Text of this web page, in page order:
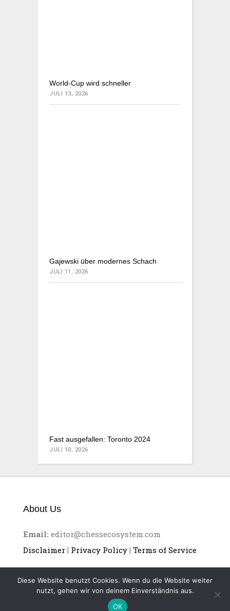
World-Cup wird schneller
JULI 13, 2026
Gajewski über modernes Schach
JULI 11, 2026
Fast ausgefallen: Toronto 2024
JULI 10, 2026
About Us
Email: editor@chessecosystem.com
Disclaimer | Privacy Policy | Terms of Service
Diese Website benutzt Cookies. Wenn du die Website weiter
nutzt, gehen wir von deinem Einverständnis aus.
OK